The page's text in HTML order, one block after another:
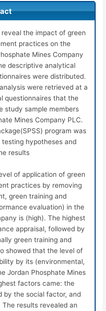
the impact of green
practices on the
Mines Company
descriptive analytical
were distributed.
were retrieved at a
questionnaires that the
study sample members
Mines Company PLC.
program was
hypotheses and
results.
of application of green
practices by removing
green training and
evaluation) in the
is (high). The highest
appraisal, followed by
green training and
showed that the level of
by its (environmental,
Jordan Phosphate Mines
factors came: the
by the social factor, and
results revealed an